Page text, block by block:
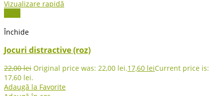
Vizualizare rapidă
-20%
Închide
Jocuri distractive (roz)
22,00lei Original price was: 22,00 lei.17,60 leiCurrent price is:
17,60 lei.
Adaugă la Favorite